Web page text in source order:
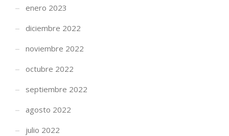
enero 2023
diciembre 2022
noviembre 2022
octubre 2022
septiembre 2022
agosto 2022
julio 2022